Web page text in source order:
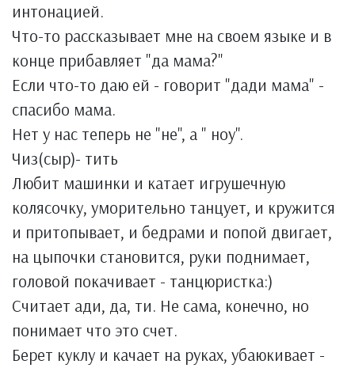
интонацией.
Что-то рассказывает мне на своем языке и в
конце прибавляет "да мама?"
Если что-то даю ей - говорит "дади мама" -
спасибо мама.
Нет у нас теперь не "не", а " ноу".
Чиз(сыр)- тить
Любит машинки и катает игрушечную
колясочку, уморительно танцует, и кружится
и притопывает, и бедрами и попой двигает,
на цыпочки становится, руки поднимает,
головой покачивает - танцюристка:)
Считает ади, да, ти. Не сама, конечно, но
понимает что это счет.
Берет куклу и качает на руках, убаюкивает -